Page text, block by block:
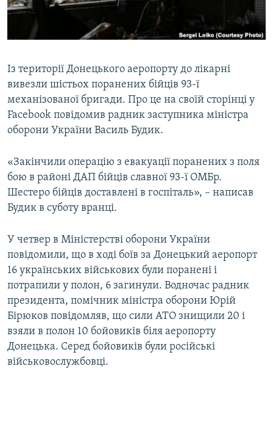
ВІДЕОУРОКИ «ELIFBE»
СВІДЧЕННЯ ОКУПАЦІЇ
ІНФОГРАФІКА
Русский
Qırımtatar
ДОЛУЧАЙСЯ!
Усі сайти RFE/RL
Із території Донецького аеропорту до лікарні
вивезли шістьох поранених бійців 93-ї
механізованої бригади. Про це на своїй сторінці у
Facebook повідомив радник заступника міністра
оборони України Василь Будик.
«Закінчили операцію з евакуації поранених з поля
бою в районі ДАП бійців славної 93-ї ОМБр.
Шестеро бійців доставлені в госпіталь», – написав
Будик в суботу вранці.
У четвер в Міністерстві оборони України
повідомили, що в ході боїв за Донецький аеропорт
16 українських військових були поранені і
потрапили у полон, 6 загинули. Водночас радник
президента, помічник міністра оборони Юрій
Бірюков повідомляв, що сили АТО знищили 20 і
взяли в полон 10 бойовиків біля аеропорту
Донецька. Серед бойовиків були російські
військовослужбовці.